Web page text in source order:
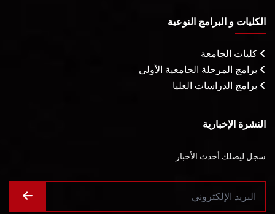
الكليات و البرامج النوعية
كليات الجامعة
برامج المرحلة الجامعية الأولى
برامج الدراسات العليا
النشرة الإخبارية
سجل ليصلك أحدث الأخبار